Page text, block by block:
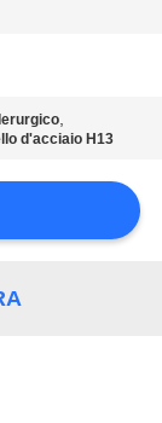
,
d'acciaio H13